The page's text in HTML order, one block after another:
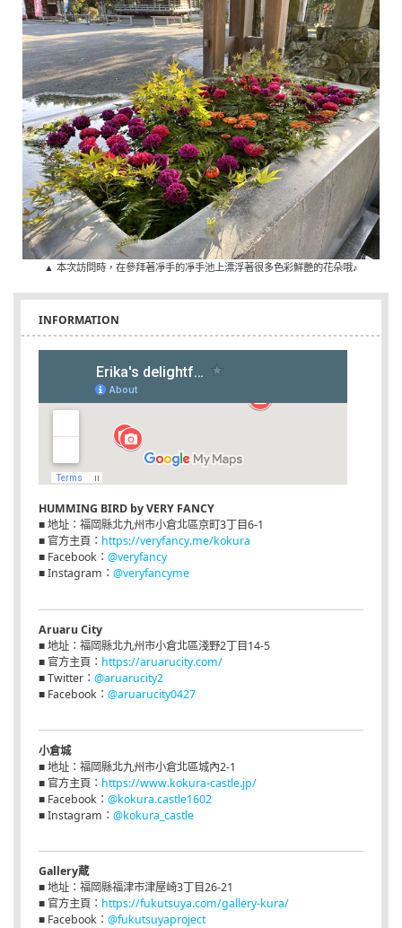
▲ 本次訪問時，在參拜著凈手的凈手池上漂浮著很多色彩鮮艷的花朵哦♪
INFORMATION
HUMMING BIRD by VERY FANCY
■ 地址：福岡縣北九州市小倉北區京町3丁目6-1
■ 官方主頁： https://veryfancy.me/kokura
■ Facebook： @veryfancy
■ Instagram： @veryfancyme
Aruaru City
■ 地址：福岡縣北九州市小倉北區淺野2丁目14-5
■ 官方主頁： https://aruarucity.com/
■ Twitter： @aruarucity2
■ Facebook： @aruarucity0427
小倉城
■ 地址：福岡縣北九州市小倉北區城內2-1
■ 官方主頁： https://www.kokura-castle.jp/
■ Facebook： @kokura.castle1602
■ Instagram： @kokura_castle
Gallery蔵
■ 地址：福岡縣福津市津屋崎3丁目26-21
■ 官方主頁： https://fukutsuya.com/gallery-kura/
■ Facebook： @fukutsuyaproject